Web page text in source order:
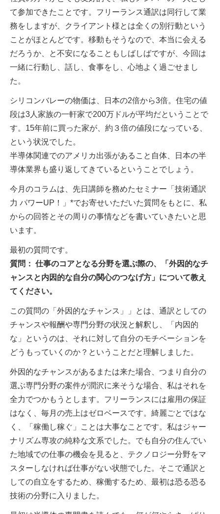
て参加できたことです。フリーランス通訳は同行して業
務をしますが、クライアント様とは全くの別行動という
ことがほとんどです。移動もそうなので、本当に会える
だろうか、と不安になることもしばしばですが、今回は
一緒に行動し、話し、食事をし、心地よく過ごせまし
た。
シリコンバレーの物価は、日本の2倍から3倍。住宅の値
段は3人家族の一軒家で200万ドルが平均だということで
す。15年前に買った家が、約３倍の値段になっている、
という状況でした。
半導体関連でのアメリカ出張があること自体、日本の半
導体業界も盛り返してきているということでしょう。
今月のコラムは、先日講師を務めたセミナー「技術通訳
力 パワーUP！」*でお寄せいただいた質問をもとに、私
からの回答とその周りの事情などを書いていきたいと思
います。
最初の質問です。
質問： 仕事のコアとなる分野を選ぶ際の、「外因的なチ
ャンスと内因的な自分の関心のつなげ方」について教え
てください。
この質問の「外因的なチャンス」」とは、通訳としての
チャンスや報酬や専門分野の状況と解釈し、「内因的
な」というのは、それに対して自分のモチベーションを
どうもっていくのか？ということだと理解しました。
外因的なチャンスがあるまたは来た場合、つまり自分の
選ぶ専門分野の案件が潤沢に来そうな場合、私はそれを
全力でつかもうとします。フリーランスには雇用の保証
はなく、毎月の売上はゼロベースです。綺麗ごとではな
く、「稼働し稼ぐ」ことは大事なことです。私はジャー
ナリズム専攻の純粋な文系でした。でも自分の住んでい
た地域での仕事の機会を見ると、テクノロジー分野をマ
スターしなければ仕事がない状態でした。そこで通訳と
しての自立をするため、稼働するため、最初は恐る恐る
技術の分野に入りました。